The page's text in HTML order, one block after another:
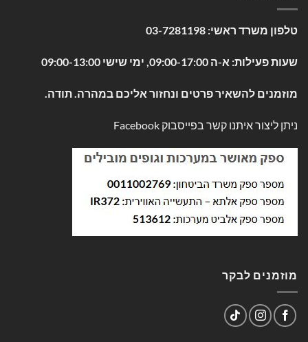
טלפון משרד ראשי: 03-7281198
שעות פעילות: א-ה 09:00-17:00, ימי שישי 09:00-13:00
מוזמנים להשאיר פרטים ונחזור אליכם במהרה. תודה.
ניתן ליצור איתנו קשר בפייסבוק Facebook
מוזמנים לבקר